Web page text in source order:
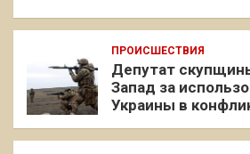
ПРОИСШЕСТВИЯ
Депутат
Запад за
Украины в